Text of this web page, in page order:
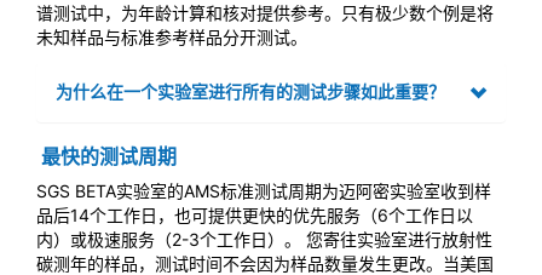
谱测试中，为年龄计算和核对提供参考。只有极少数个例是将
未知样品与标准参考样品分开测试。
为什么在一个实验室进行所有的测试步骤如此重要？
最快的测试周期
SGS BETA实验室的AMS标准测试周期为迈阿密实验室收到样
品后14个工作日，也可提供更快的优先服务（6个工作日以
内）或极速服务（2-3个工作日）。 您寄往实验室进行放射性
碳测年的样品，测试时间不会因为样品数量发生更改。当美国